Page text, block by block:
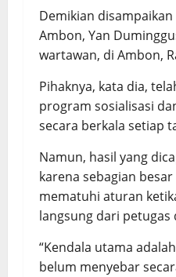
Demikian
Ambon, Yan
wartawan, di Ambon,
Pihaknya, kata dia,
program sosialisasi
secara berkala setiap
Namun, hasil yang
karena sebagian
mematuhi aturan
langsung dari petugas
“Kendala utama
belum menyebar